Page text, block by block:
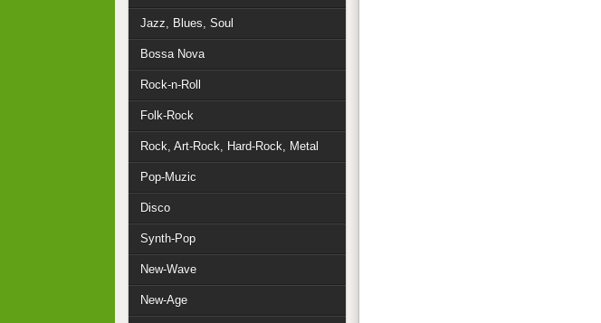
Jazz, Blues, Soul
Bossa Nova
Rock-n-Roll
Folk-Rock
Rock, Art-Rock, Hard-Rock, Metal
Pop-Muzic
Disco
Synth-Pop
New-Wave
New-Age